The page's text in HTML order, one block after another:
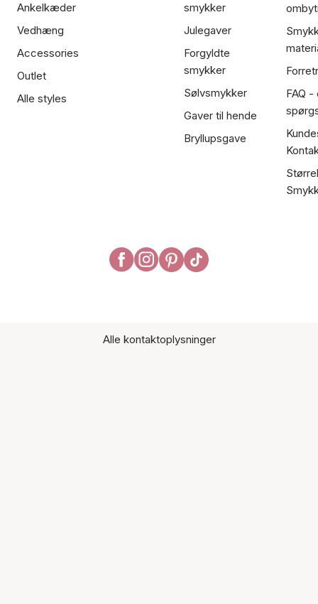
Ankelkæder
Vedhæng
Accessories
Outlet
Alle styles
smykker
Julegaver
Forgyldte
smykker
Sølvsmykker
Gaver til hende
Bryllupsgave
FAQ
Alle kontaktoplysninger